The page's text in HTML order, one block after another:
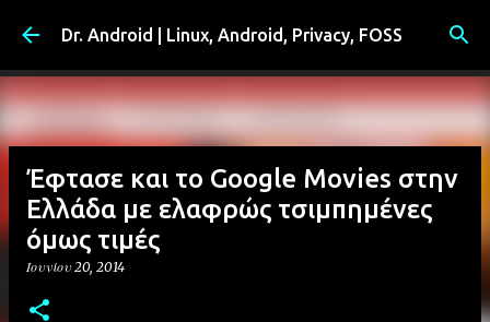
Μετάβαση στο κύριο περιεχόμενο
Dr. Android | Linux, Android, Privacy, FOSS
Έφτασε και το Google Movies στην
Ελλάδα με ελαφρώς τσιμπημένες
όμως τιμές
Ιουνίου 20, 2014